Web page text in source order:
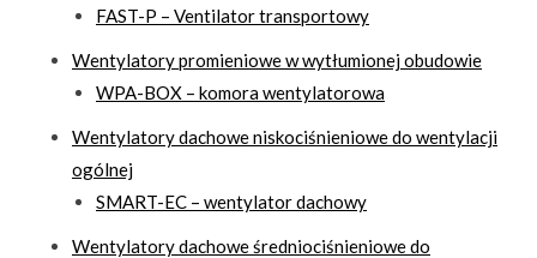
FAST-P – Ventilator transportowy
Wentylatory promieniowe w wytłumionej obudowie
WPA-BOX – komora wentylatorowa
Wentylatory dachowe niskociśnieniowe do wentylacji
ogólnej
SMART-EC – wentylator dachowy
Wentylatory dachowe średniociśnieniowe do